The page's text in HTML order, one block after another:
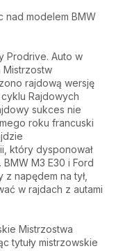
nad modelem BMW
Prodrive. Auto w
rajdową wersję
cyklu Rajdowych
sukces nie
roku francuski
który dysponował
M3 E30 i Ford
napędem na tył,
w rajdach z autami
Mistrzostwa
tytuły mistrzowskie